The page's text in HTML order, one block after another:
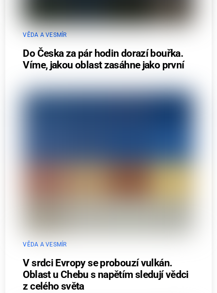
VĚDA A VESMÍR
Do Česka za pár hodin dorazí bouřka.
Víme, jakou oblast zasáhne jako první
VĚDA A VESMÍR
V srdci Evropy se probouzí vulkán.
Oblast u Chebu s napětím sledují vědci
z celého světa